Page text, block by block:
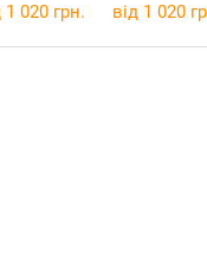
1 020 грн. від 1 020